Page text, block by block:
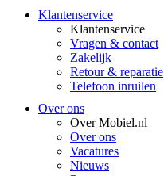
Klantenservice
Klantenservice
Vragen & contact
Zakelijk
Retour & reparatie
Telefoon inruilen
Over ons
Over Mobiel.nl
Over ons
Vacatures
Nieuws